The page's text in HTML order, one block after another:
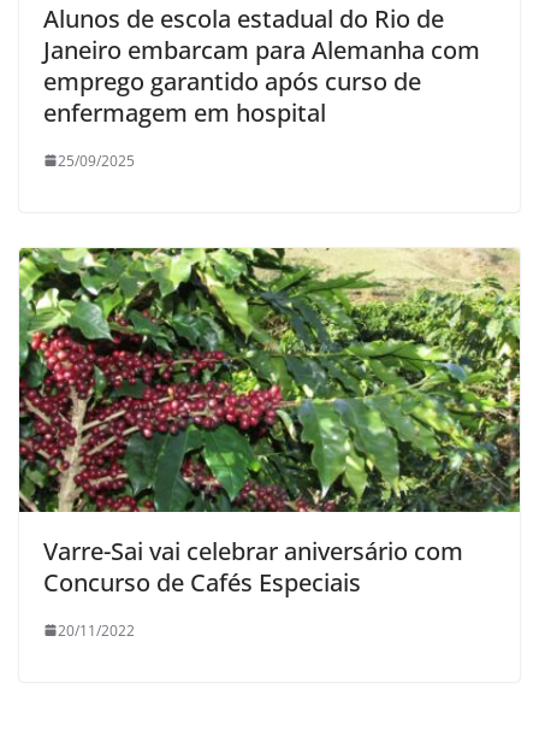
Alunos de escola estadual do Rio de
Janeiro embarcam para Alemanha com
emprego garantido após curso de
enfermagem em hospital
25/09/2025
Varre-Sai vai celebrar aniversário com
Concurso de Cafés Especiais
20/11/2022